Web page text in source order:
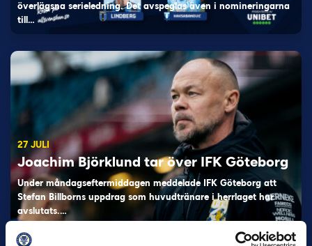
överlägsna serieledning. Det avspeglas även i nomineringarna
till…
27 JULI
Joachim Björklund tar över IFK Göteborg
Under måndagseftermiddagen meddelade IFK Göteborg att
Stefan Billborns uppdrag som huvudtränare i herrlaget har
avslutats.…